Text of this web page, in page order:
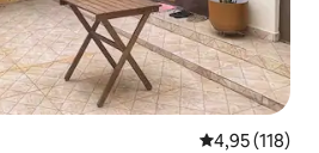
Средна
4,95 (118)